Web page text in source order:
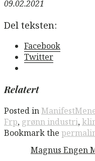
09.02.2021
Del teksten:
Facebook
Twitter
Relatert
Posted in
Frp, grønn industri,
Bookmark the
Magnus Engen